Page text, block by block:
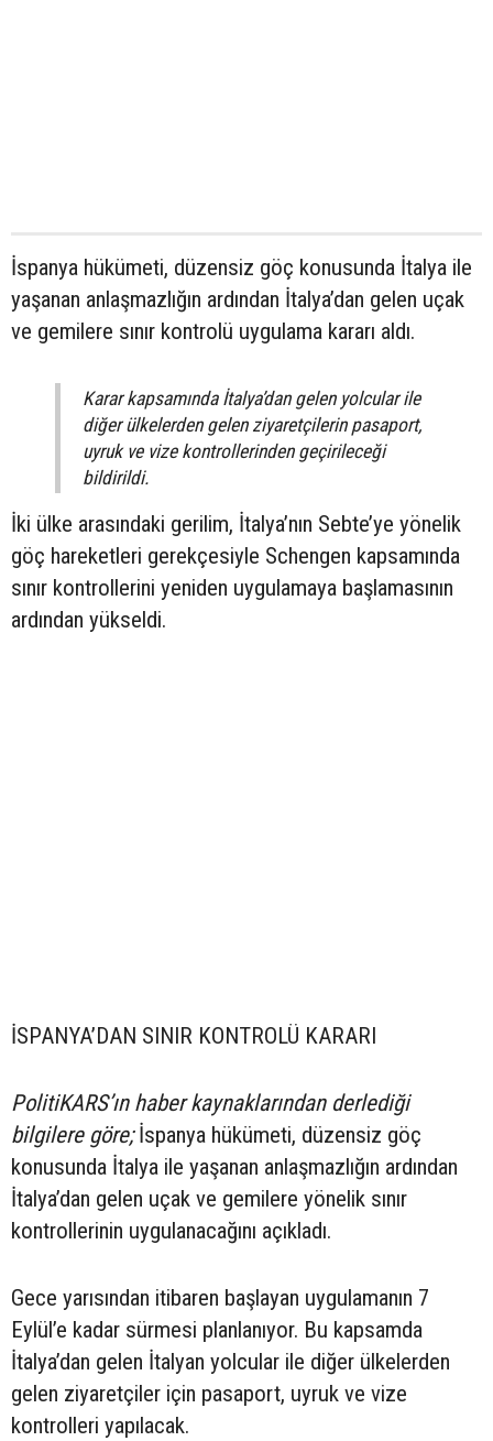
İspanya hükümeti, düzensiz göç konusunda İtalya ile
yaşanan anlaşmazlığın ardından İtalya’dan gelen uçak
ve gemilere sınır kontrolü uygulama kararı aldı.
Karar kapsamında İtalya’dan gelen yolcular ile
diğer ülkelerden gelen ziyaretçilerin pasaport,
uyruk ve vize kontrollerinden geçirileceği
bildirildi.
İki ülke arasındaki gerilim, İtalya’nın Sebte’ye yönelik
göç hareketleri gerekçesiyle Schengen kapsamında
sınır kontrollerini yeniden uygulamaya başlamasının
ardından yükseldi.
İSPANYA’DAN SINIR KONTROLÜ KARARI
PolitiKARS’ın haber kaynaklarından derlediği
bilgilere göre;İspanya hükümeti, düzensiz göç
konusunda İtalya ile yaşanan anlaşmazlığın ardından
İtalya’dan gelen uçak ve gemilere yönelik sınır
kontrollerinin uygulanacağını açıkladı.
Gece yarısından itibaren başlayan uygulamanın 7
Eylül’e kadar sürmesi planlanıyor. Bu kapsamda
İtalya’dan gelen İtalyan yolcular ile diğer ülkelerden
gelen ziyaretçiler için pasaport, uyruk ve vize
kontrolleri yapılacak.